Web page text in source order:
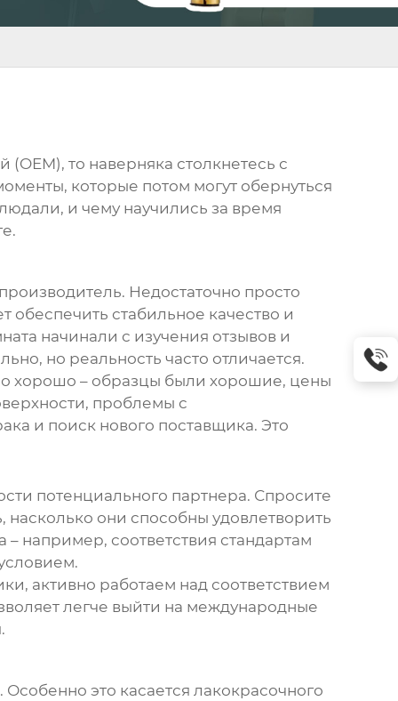
то наверняка столкнетесь с
которые потом могут обернуться
и чему научились за время
. Недостаточно просто
обеспечить стабильное качество и
начинали с изучения отзывов и
но реальность часто отличается.
хорошо – образцы были хорошие, цены
проблемы с
и поиск нового поставщика. Это
потенциального партнера. Спросите
они способны удовлетворить
например, соответствия стандартам
, активно работаем над соответствием
легче выйти на международные
это касается лакокрасочного